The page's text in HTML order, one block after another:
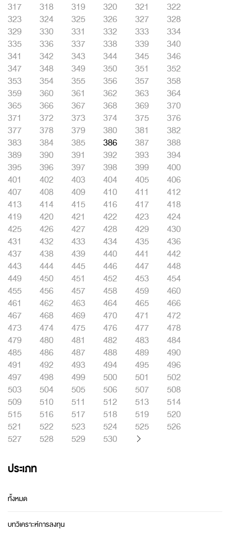
317
318 319 320 321
322
323
324 325 326 327
328
329
330 331 332 333
334
335
336 337 338 339
340
341
342 343 344 345
346
347
348 349 350 351
352
353
354 355 356 357
358
359
360 361 362 363
364
365
366 367 368 369
370
371
372 373 374 375
376
377
378 379 380 381
382
383
384 385 386 387
388
389
390 391 392 393
394
395
396 397 398 399
400
401
402 403 404 405
406
407
408 409 410 411
412
413
414 415 416 417
418
419
420 421 422 423
424
425
426 427 428 429
430
431
432 433 434 435
436
437
438 439 440 441
442
443
444 445 446 447
448
449
450 451 452 453
454
455
456 457 458 459
460
461
462 463 464 465
466
467
468 469 470 471
472
473
474 475 476 477
478
479
480 481 482 483
484
485
486 487 488 489
490
491
492 493 494 495
496
497
498 499 500 501
502
503
504 505 506 507
508
509
510 511 512 513
514
515
516 517 518 519
520
521
522 523 524 525
526
527
528 529 530
ประเภท
ทั้งหมด
บทวิเคราะห์การลงทุน